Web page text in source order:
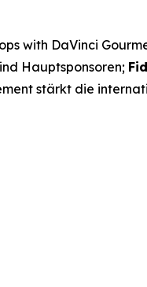
with DaVinci
Hauptsponsoren;
stärkt die